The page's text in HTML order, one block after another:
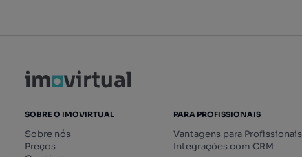
SOBRE O IMOVIRTUAL
Sobre nós
Preços
PARA PROFISSIONAIS
Vantagens para Profissionais
Integrações com CRM